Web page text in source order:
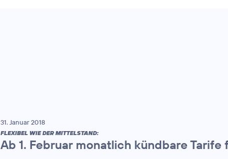
31. Januar 2018
FLEXIBEL WIE DER MITTELSTAND:
Ab 1. Februar monatlich kündbare Tarife